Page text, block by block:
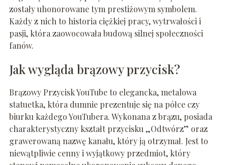
zostały uhonorowane tym prestiżowym symbolem.
Każdy z nich to historia ciężkiej pracy, wytrwałości i
pasji, która zaowocowała budową silnej społeczności
fanów.
Jak wygląda brązowy przycisk?
Brązowy Przycisk YouTube to elegancka, metalowa
statuetka, która dumnie prezentuje się na półce czy
biurku każdego YouTubera. Wykonana z brązu, posiada
charakterystyczny kształt przycisku „Odtwórz” oraz
grawerowaną nazwę kanału, który ją otrzymał. Jest to
niewątpliwie cenny i wyjątkowy przedmiot, który